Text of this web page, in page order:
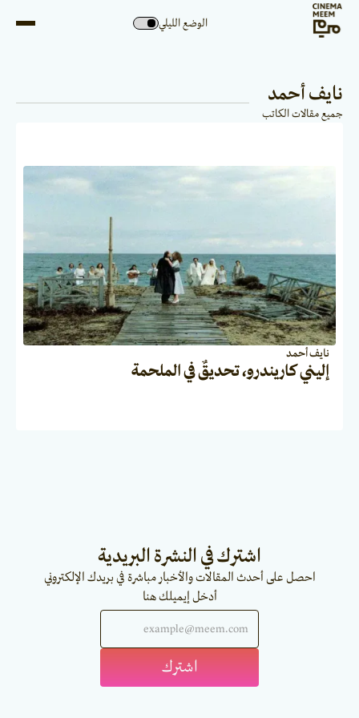
الوضع الليلي
نايف أحمد
جميع مقالات الكاتب
المقالات
نايف أحمد
إليني كاريندرو، تحديقٌ في الملحمة
اشترك في النشرة البريدية
احصل على أحدث المقالات والأخبار مباشرة في بريدك الإلكتروني
أدخل إيميلك هنا